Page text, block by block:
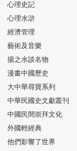
⑮
⑯
心理史記
心理水滸
經濟管理
藝術及音樂
揚之水談名物
漫畫中國歷史
大中華尋寶系列
中華民國史文獻叢刊
中國民間崇拜文化
外國輕經典
他們影響了世界